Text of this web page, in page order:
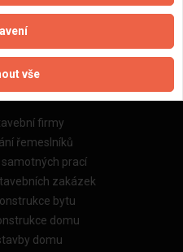
(rozpočtování)
tabulky online
firmy
řemeslníků
prací
zakázek
bytu
domu
domu
vše